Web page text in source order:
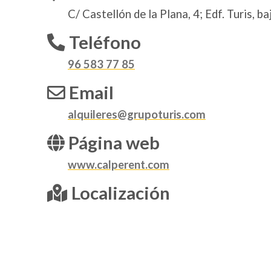
C/ Castellón de la Plana, 4; Edf. Turis,
Teléfono
96 583 77 85
Email
alquileres@grupoturis.com
Página web
www.calperent.com
Localización